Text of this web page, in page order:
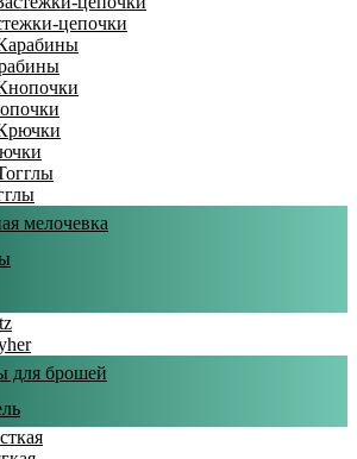
цепочки
мелочевка
для брошей